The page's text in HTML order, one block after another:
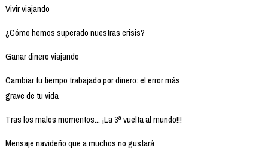
Vivir viajando
¿Cómo hemos superado nuestras crisis?
Ganar dinero viajando
Cambiar tu tiempo trabajado por dinero: el error más
grave de tu vida
Tras los malos momentos... ¡La 3ª vuelta al mundo!!!
Mensaje navideño que a muchos no gustará